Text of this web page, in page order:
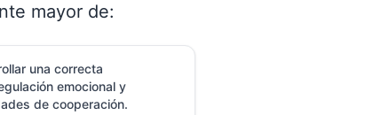
mayor de:
una correcta
emocional y
de cooperación.